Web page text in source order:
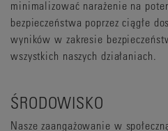
minimalizować narażenie na
bezpieczeństwa poprzez ciągłe
wyników w zakresie
wszystkich naszych działaniach.
ŚRODOWISKO
Nasze zaangażowanie w